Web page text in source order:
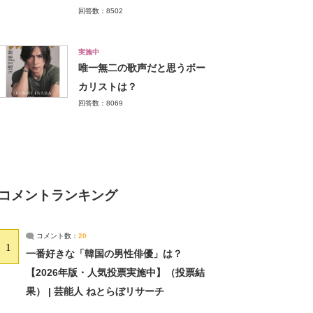
回答数：8502
実施中
唯一無二の歌声だと思うボー
カリストは？
回答数：8069
コメントランキング
1
コメント数： 20
一番好きな「韓国の男性俳優」は？
【2026年版・人気投票実施中】（投票結
果） | 芸能人 ねとらぼリサーチ